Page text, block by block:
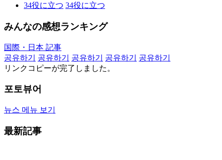
34役に立つ 34役に立つ
みんなの感想ランキング
国際・日本 記事
공유하기
공유하기 공유하기 공유하기
공유하기
リンクコピーが完了しました。
포토뷰어
뉴스 메뉴 보기
最新記事